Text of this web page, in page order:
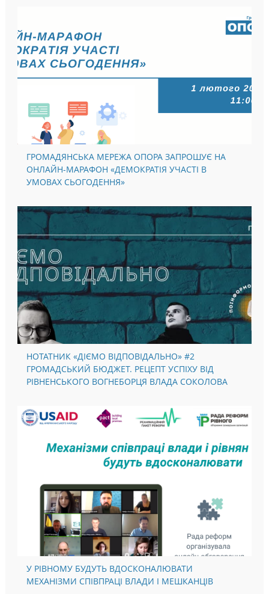
ГРОМАДЯНСЬКА МЕРЕЖА ОПОРА ЗАПРОШУЄ НА
ОНЛАЙН-МАРАФОН «ДЕМОКРАТІЯ УЧАСТІ В
УМОВАХ СЬОГОДЕННЯ»
НОТАТНИК «ДІЄМО ВІДПОВІДАЛЬНО» #2
ГРОМАДСЬКИЙ БЮДЖЕТ. РЕЦЕПТ УСПІХУ ВІД
РІВНЕНСЬКОГО ВОГНЕБОРЦЯ ВЛАДА СОКОЛОВА
У РІВНОМУ БУДУТЬ ВДОСКОНАЛЮВАТИ
МЕХАНІЗМИ СПІВПРАЦІ ВЛАДИ І МЕШКАНЦІВ